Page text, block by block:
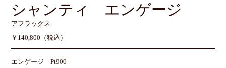
シャンティ エンゲージ
アフラックス
￥140,800（税込）
エンゲージ Pt900